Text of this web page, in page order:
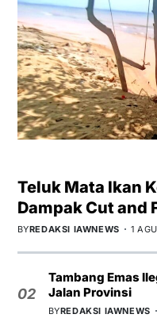
Teluk Mata Ikan
Dampak Cut and
BYREDAKSI IAWNEWS 1
02
Tambang Emas
Jalan Provinsi
BYREDAKSI IAWNEWS